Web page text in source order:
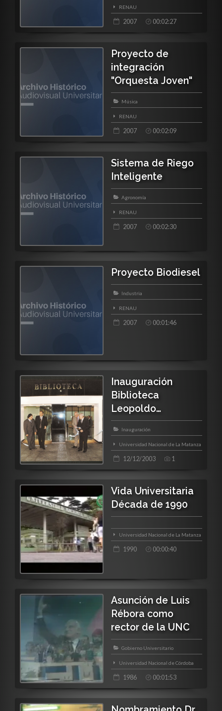
RENAU
2007 00:02:27
Proyecto de
integración
"Orquesta Joven"
Música
RENAU
2007 00:02:09
Sistema de Riego
Inteligente
Agronomía
RENAU
2007 00:02:30
Proyecto Biodiesel
Industria
RENAU
2007 00:01:46
Inauguración
Biblioteca
Leopoldo
Marechal Univer...
Inauguración
Universidad Nacional de La Matanza
12/12/2003 1
Vida Universitaria
Década de 1990
Universidad Nacional de La Matanza
1990 00:00:40
Asunción de Luis
Rébora como
rector de la UNC
Gobierno Universitario
Universidad Nacional de Córdoba
1986 00:01:53